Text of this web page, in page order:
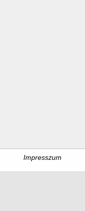
Impresszum